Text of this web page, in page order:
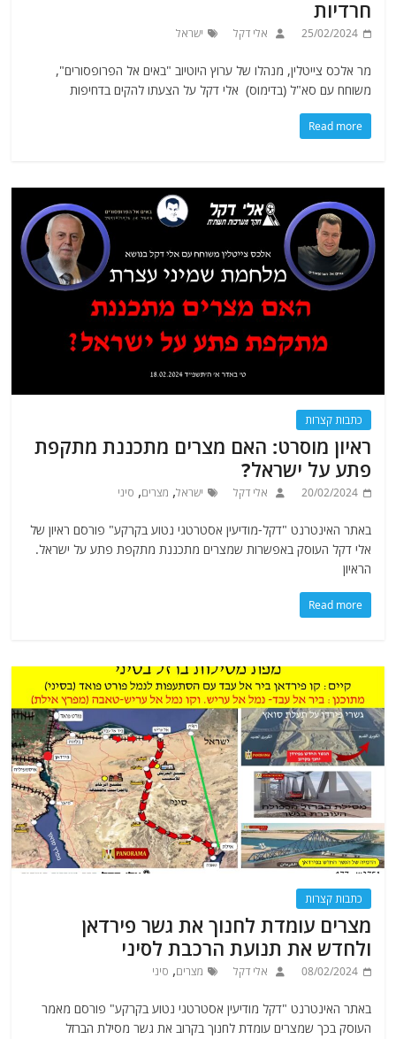
חרדיות
25/02/2024 אלי דקל ישראל
מר אלכס צייטלין, מנהלו של ערוץ היוטיוב "באים אל הפרופסורים",
משוחח עם סא"ל (בדימוס) אלי דקל על הצעתו להקים בדחיפות
Read more
כתבות קצרות
ראיון מוסרט: האם מצרים מתכננת מתקפת
פתע על ישראל?
20/02/2024 אלי דקל ישראל, מצרים, סיני
באתר האינטרנט "דקל-מודיעין אסטרטגי נטוע בקרקע" פורסם ראיון של
אלי דקל העוסק באפשרות שמצרים מתכננת מתקפת פתע על ישראל.
הראיון
Read more
כתבות קצרות
מצרים עומדת לחנוך את גשר פירדאן
ולחדש את תנועת הרכבת לסיני
08/02/2024 אלי דקל מצרים, סיני
באתר האינטרנט "דקל מודיעין אסטרטגי נטוע בקרקע" פורסם מאמר
העוסק בכך שמצרים עומדת לחנוך בקרוב את גשר מסילת הברזל